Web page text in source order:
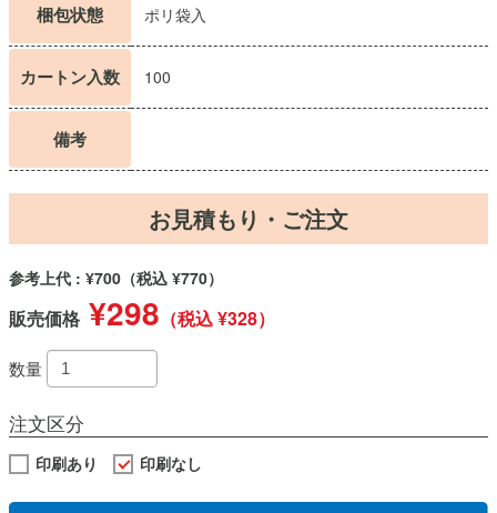
梱包状態 ポリ袋入
カートン入数 100
備考
お見積もり・ご注文
参考上代 : ¥700 （税込 ¥770）
販売価格 ¥298 （税込 ¥328）
数量
注文区分
印刷あり 印刷なし